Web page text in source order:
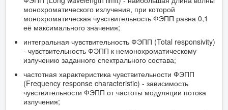
монохроматического излучения, при которой
монохроматическая чувствительность ФЭПП равна 0,1
её максимального значения;
интегральная чувствительность ФЭПП (Total responsivity)
- чувствительность ФЭПП к немонохроматическому
излучению заданного спектрального состава;
частотная характеристика чувствительности ФЭПП
(Frequency response characteristic) - зависимость
чувствительности ФЭПП от частоты модуляции потока
излучения;